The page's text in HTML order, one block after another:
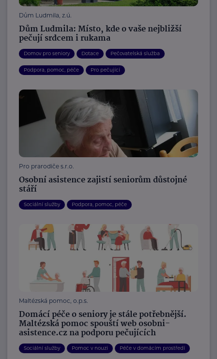
Dům Ludmila, z.ú.
Dům Ludmila: Místo, kde o vaše nejbližší
pečují srdcem i rukama
Domov pro seniory Dotace Pečovatelská služba
Podpora, pomoc, péče Pro pečující
Pro prarodiče s.r.o.
Osobní asistence zajistí seniorům důstojné
stáří
Sociální služby Podpora, pomoc, péče
Maltézská pomoc, o.p.s.
Domácí péče o seniory je stále potřebnější.
Maltézská pomoc spouští web osobni-
asistence.cz na podporu pečujících
Sociální služby Pomoc v nouzi Péče v domácím prostředí